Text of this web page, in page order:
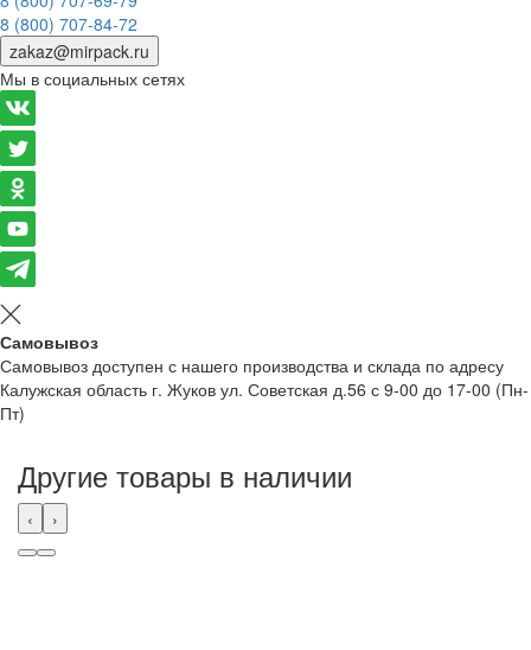
8 (800) 707-84-72
zakaz@mirpack.ru
Мы в социальных сетях
Самовывоз
Самовывоз доступен с нашего производства и склада по адресу
Калужская область г. Жуков ул. Советская д.56 с 9-00 до 17-00 (Пн-
Пт)
Другие товары в наличии
‹ ›